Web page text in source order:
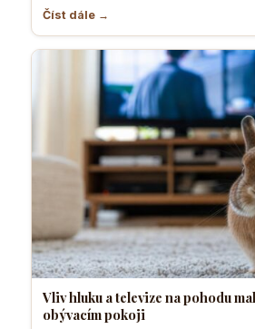
Číst dále →
Vliv hluku a televize na pohodu
obývacím pokoji